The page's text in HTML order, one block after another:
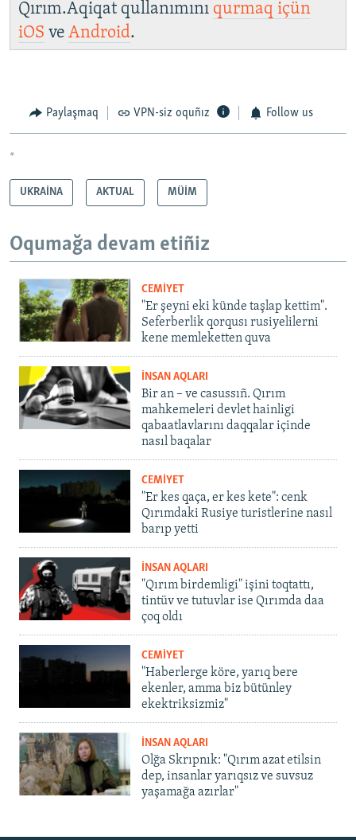
Qırım.Aqiqat qullanımını qurmaq içün
iOS ve Android.
Paylaşmaq VPN-siz oquñız Follow us
*
UKRAİNA AKTUAL MÜİM
Oqumağa devam etiñiz
CEMİYET
"Er şeyni eki künde taşlap kettim".
Seferberlik qorqusı rusiyelilerni
kene memleketten quva
İNSAN AQLARI
Bir an – ve casussıñ. Qırım
mahkemeleri devlet hainligi
qabaatlavlarını daqqalar içinde
nasıl baqalar
CEMİYET
"Er kes qaça, er kes kete": cenk
Qırımdaki Rusiye turistlerine nasıl
barıp yetti
İNSAN AQLARI
"Qırım birdemligi" işini toqtattı,
tintüv ve tutuvlar ise Qırımda daa
çoq oldı
CEMİYET
"Haberlerge köre, yarıq bere
ekenler, amma biz bütünley
ekektriksizmiz"
İNSAN AQLARI
Olğa Skrıpnık: "Qırım azat etilsin
dep, insanlar yarıqsız ve suvsuz
yaşamağa azırlar"